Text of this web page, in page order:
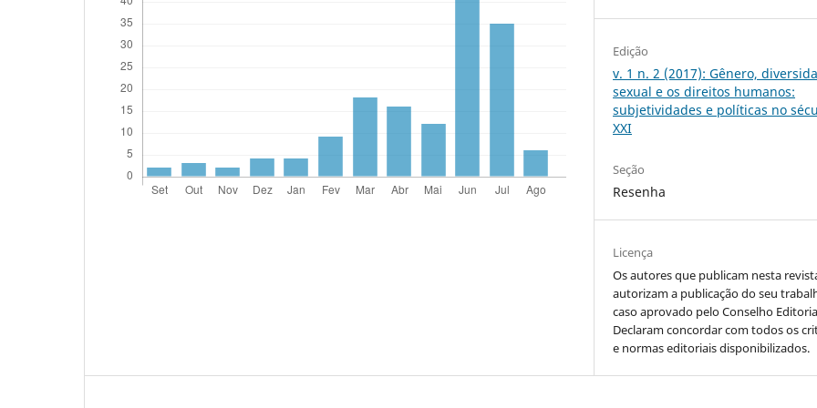
Edição
v. 1 n. 2 (2017): Gênero,
sexual e os direitos humanos:
subjetividades e políticas no
XXI
Seção
Resenha
Licença
Os autores que publicam nesta
autorizam a publicação do seu
caso aprovado pelo Conselho
Declaram concordar com todos os
e normas editoriais disponibilizados.